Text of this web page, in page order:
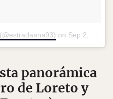
on Sep 2, 2016 at 3:51pm PDT
panorámica
de Loreto y